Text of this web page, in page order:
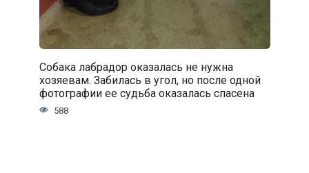
Собака лабрадор оказалась не нужна
хозяевам. Забилась в угол, но после одной
фотографии ее судьба оказалась спасена
588